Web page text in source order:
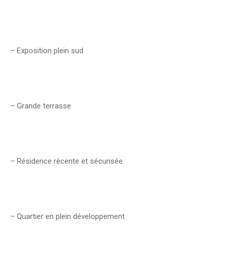
– Exposition plein sud
– Grande terrasse
– Résidence récente et sécurisée
– Quartier en plein développement